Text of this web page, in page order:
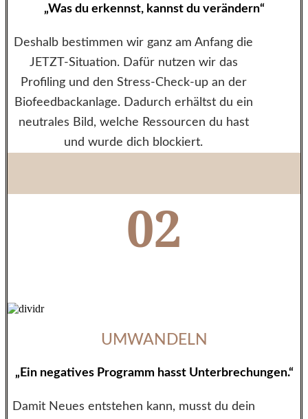
„Was du erkennst, kannst du verändern“
Deshalb bestimmen wir ganz am Anfang die
JETZT-Situation. Dafür nutzen wir das
Profiling und den Stress-Check-up an der
Biofeedbackanlage. Dadurch erhältst du ein
neutrales Bild, welche Ressourcen du hast
und wurde dich blockiert.
02
UMWANDELN
„Ein negatives Programm hasst Unterbrechungen.“
Damit Neues entstehen kann, musst du dein